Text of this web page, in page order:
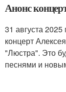
Анонс
31 августа
концерт
"Люстра". Это
песнями и